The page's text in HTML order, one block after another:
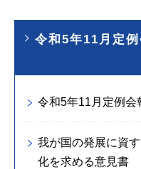
令和5年11月定
令和5年11月定例会
我が国の発展に資
化を求める意見書